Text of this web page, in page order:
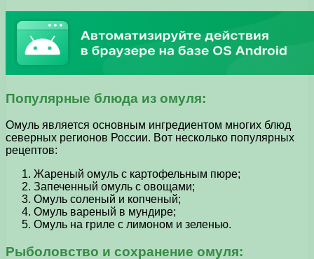
Популярные блюда из омуля:
Омуль является основным ингредиентом многих блюд
северных регионов России. Вот несколько популярных
рецептов:
Жареный омуль с картофельным пюре;
Запеченный омуль с овощами;
Омуль соленый и копченый;
Омуль вареный в мундире;
Омуль на гриле с лимоном и зеленью.
Рыболовство и сохранение омуля: